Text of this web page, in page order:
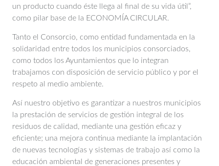
un producto cuando éste llega al final de su vida útil”,
como pilar base de la ECONOMÍA CIRCULAR.
Tanto el Consorcio, como entidad fundamentada en la
solidaridad entre todos los municipios consorciados,
como todos los Ayuntamientos que lo integran
trabajamos con disposición de servicio público y por el
respeto al medio ambiente.
Así nuestro objetivo es garantizar a nuestros municipios
la prestación de servicios de gestión integral de los
residuos de calidad, mediante una gestión eficaz y
eficiente; una mejora continua mediante la implantación
de nuevas tecnologías y sistemas de trabajo así como la
educación ambiental de generaciones presentes y